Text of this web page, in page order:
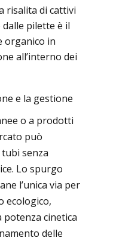
risalita di cattivi
pilette è il
organico in
all’interno dei
e la gestione
o a prodotti
può
senza
Lo spurgo
l’unica via per
ecologico,
cinetica
delle